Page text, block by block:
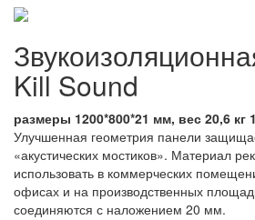
Kill Sound
размеры 1200*800*21 мм, вес 20,6 кг
Улучшенная геометрия панели
«акустических мостиков». Материал
использовать в коммерческих
офисах и на производственных
соединяются с наложением 20 мм.